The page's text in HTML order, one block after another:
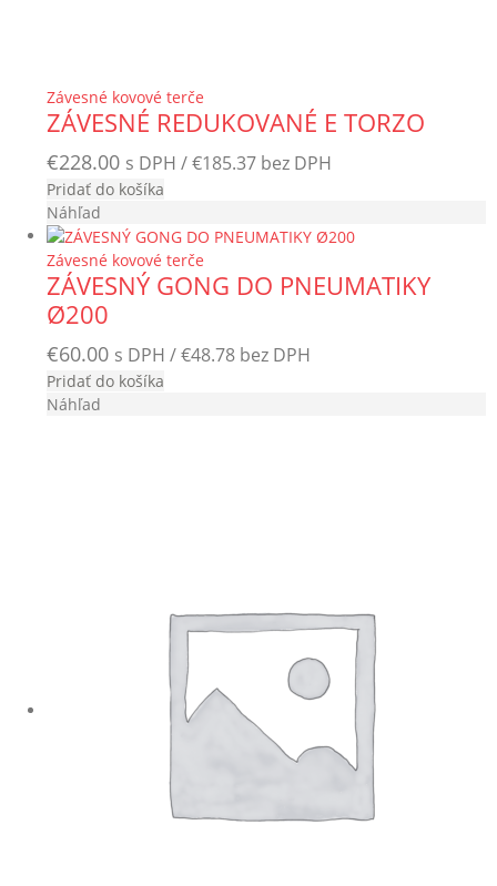
Závesné kovové terče
ZÁVESNÉ REDUKOVANÉ E TORZO
€228.00 s DPH /€185.37 bez DPH
Pridať do košíka
Náhľad
Závesné kovové terče
ZÁVESNÝ GONG DO PNEUMATIKY
Ø200
€60.00 s DPH /€48.78 bez DPH
Pridať do košíka
Náhľad